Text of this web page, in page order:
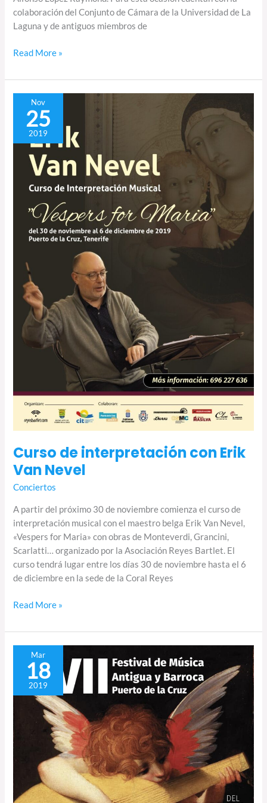
colaboración del Conjunto de Cámara de la Universidad de La
Laguna y de antiguos miembros de
Read More »
Nov
25
2019
Curso de interpretación con Erik
Van Nevel
Conciertos
A partir del próximo 30 de noviembre comienza el curso de
interpretación musical con el maestro belga Erik Van Nevel,
«Vespers for Maria» con obras de Monteverdi, Grancini,
Scarlatti… organizado por la Asociación Reyes Bartlet. El
curso tendrá lugar entre los días 30 de noviembre hasta el 6
de diciembre en la sede de la Coral Reyes
Curso
interpretación
Erik
Read More »
Mar
18
2019
XVII
Festival
Música
Antigua
y
Barroca
Puerto